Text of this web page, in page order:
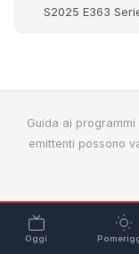
S2025 E363
Guida ai
emittenti possono
Oggi